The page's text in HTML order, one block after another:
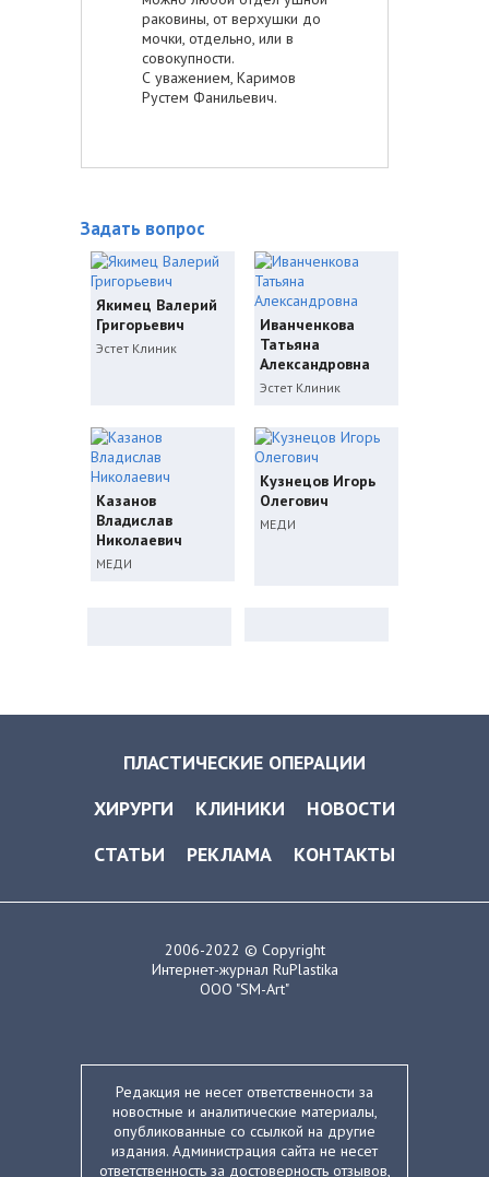
раковины, от верхушки до
мочки, отдельно, или в
совокупности.
С уважением, Каримов
Рустем Фанильевич.
Задать вопрос
Якимец Валерий
Григорьевич
Эстет Клиник
Иванченкова
Татьяна
Александровна
Эстет Клиник
Казанов
Владислав
Николаевич
МЕДИ
Кузнецов Игорь
Олегович
МЕДИ
ПЛАСТИЧЕСКИЕ ОПЕРАЦИИ
ХИРУРГИ
КЛИНИКИ
НОВОСТИ
СТАТЬИ
РЕКЛАМА КОНТАКТЫ
2006-2022 © Copyright
Интернет-журнал RuPlastika
ООО "SM-Art"
Редакция не несет ответственности за
новостные и аналитические материалы,
опубликованные со ссылкой на другие
издания. Администрация сайта не несет
ответственность за достоверность отзывов,